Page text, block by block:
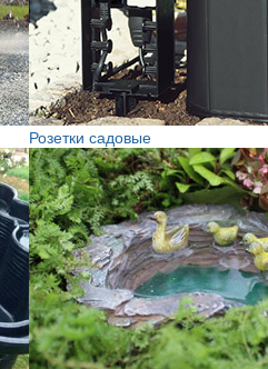
Розетки садовые